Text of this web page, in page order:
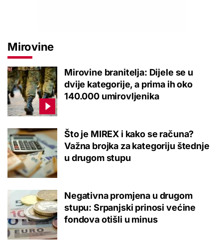
Mirovine
Mirovine branitelja: Dijele se u
dvije kategorije, a prima ih oko
140.000 umirovljenika
Što je MIREX i kako se računa?
Važna brojka za kategoriju štednje
u drugom stupu
Negativna promjena u drugom
stupu: Srpanjski prinosi većine
fondova otišli u minus